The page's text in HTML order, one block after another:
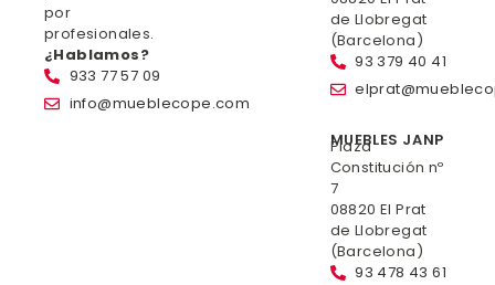
por
profesionales.
¿Hablamos?
933 77 57 09
info@mueblecope.com
de Llobregat
(Barcelona)
93 379 40 41
MUEBLES JANP
Plaza
Constitución nº
7
08820 El Prat
de Llobregat
(Barcelona)
93 478 43 61